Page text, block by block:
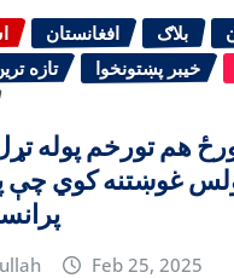
افغانستان بلاګ
تازه
خیبر پښتونخوا
هم تورخم پوله
غوښتنه کوي چې
Feb 25, 2025